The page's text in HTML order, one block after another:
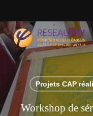
to
main
content
Projets CAP
Workshop de